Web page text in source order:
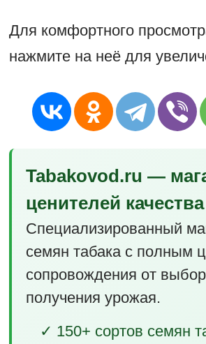
Для комфортного
нажмите на неё для
Tabakovod.ru —
ценителей качества
Специализированный
семян табака с полным
сопровождения от
получения урожая.
✓ 150+ сортов семян